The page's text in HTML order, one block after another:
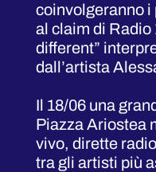
coinvolgeranno
al claim di Radio
different”
dall’artista
Il 18/06 una
Piazza Ariostea
vivo, dirette
tra gli artisti più